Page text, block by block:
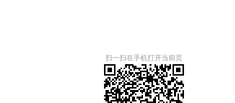
扫一扫在手机打开当前页